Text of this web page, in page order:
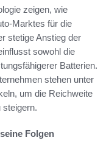
zeigen, wie
Marktes für die
stetige Anstieg der
sowohl die
Batterien.
stehen unter
um die Reichweite
steigern.
Folgen